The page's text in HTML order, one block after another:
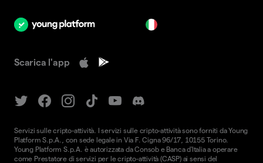
Scarica l'app
Servizi sulle cripto-attività. I servizi sulle cripto-attività sono forniti da Young
Platform S.p.A., con sede legale in Via F. Cigna 96/17, 10155 Torino.
Young Platform S.p.A. è autorizzata da Consob e Banca d'Italia a operare
come Prestatore di servizi per le cripto-attività (CASP) ai sensi del